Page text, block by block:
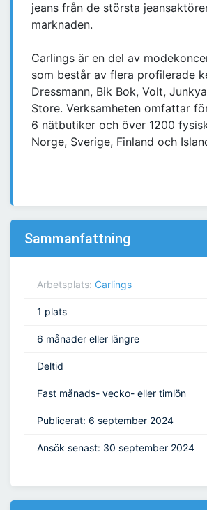
jeans från de största
marknaden.
Carlings är en del av
som består av flera profilerade
Dressmann, Bik Bok, Volt,
Store. Verksamheten omfattar
6 nätbutiker och över 1200
Norge, Sverige, Finland och
Sammanfattning
Arbetsplats: Carlings
1 plats
6 månader eller längre
Deltid
Fast månads- vecko- eller timlön
Publicerat: 6 september 2024
Ansök senast: 30 september 2024